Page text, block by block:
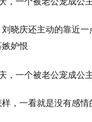
晓庆还主动的靠近
妒恨
，一看就是没有感